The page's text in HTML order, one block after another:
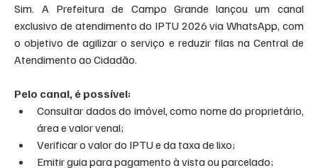
Sim. A Prefeitura de Campo Grande lançou um canal
exclusivo de atendimento do IPTU 2026 via WhatsApp, com
o objetivo de agilizar o serviço e reduzir filas na Central de
Atendimento ao Cidadão.
Pelo canal, é possível:
Consultar dados do imóvel, como nome do proprietário,
área e valor venal;
Verificar o valor do IPTU e da taxa de lixo;
Emitir guia para pagamento à vista ou parcelado;